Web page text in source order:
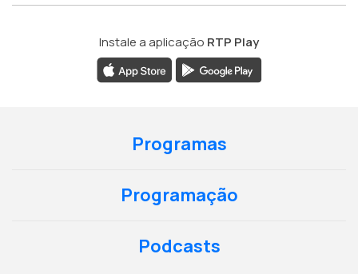
Instale a aplicação RTP Play
Programas
Programação
Podcasts